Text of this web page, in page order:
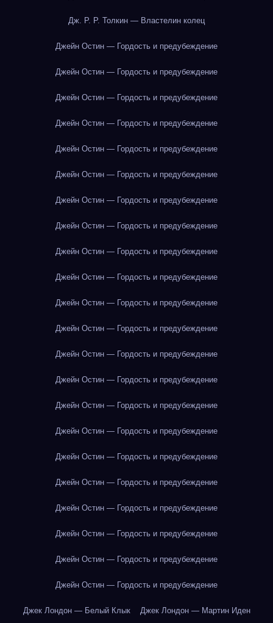
Дж. Р. Р. Толкин — Властелин колец
Джейн Остин — Гордость и предубеждение
Джейн Остин — Гордость и предубеждение
Джейн Остин — Гордость и предубеждение
Джейн Остин — Гордость и предубеждение
Джейн Остин — Гордость и предубеждение
Джейн Остин — Гордость и предубеждение
Джейн Остин — Гордость и предубеждение
Джейн Остин — Гордость и предубеждение
Джейн Остин — Гордость и предубеждение
Джейн Остин — Гордость и предубеждение
Джейн Остин — Гордость и предубеждение
Джейн Остин — Гордость и предубеждение
Джейн Остин — Гордость и предубеждение
Джейн Остин — Гордость и предубеждение
Джейн Остин — Гордость и предубеждение
Джейн Остин — Гордость и предубеждение
Джейн Остин — Гордость и предубеждение
Джейн Остин — Гордость и предубеждение
Джейн Остин — Гордость и предубеждение
Джейн Остин — Гордость и предубеждение
Джейн Остин — Гордость и предубеждение
Джейн Остин — Гордость и предубеждение
Джек Лондон — Белый Клык Джек Лондон — Мартин Иден